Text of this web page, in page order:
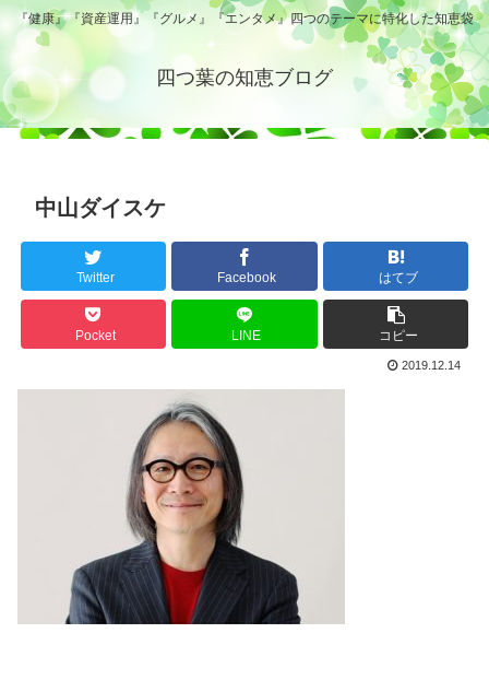
『健康』『資産運用』『グルメ』『エンタメ』四つのテーマに特化した知恵袋
四つ葉の知恵ブログ
中山ダイスケ
Twitter Facebook はてブ
Pocket LINE コピー
2019.12.14